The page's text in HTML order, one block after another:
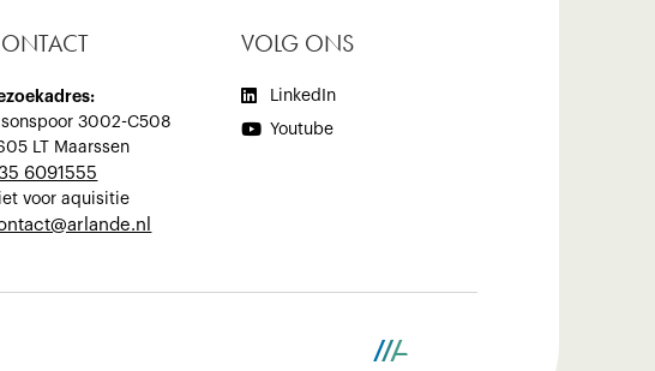
3002-C508
LT Maarssen
6091555
voor aquisitie
VOLG ONS
 LinkedIn
 Youtube